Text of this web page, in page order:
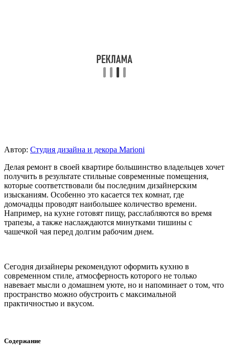
Автор: Студия дизайна и декора Marioni
Делая ремонт в своей квартире большинство владельцев хочет
получить в результате стильные современные помещения,
которые соответствовали бы последним дизайнерским
изысканиям. Особенно это касается тех комнат, где
домочадцы проводят наибольшее количество времени.
Например, на кухне готовят пищу, расслабляются во время
трапезы, а также наслаждаются минутками тишины с
чашечкой чая перед долгим рабочим днем.
Сегодня дизайнеры рекомендуют оформить кухню в
современном стиле, атмосферность которого не только
навевает мысли о домашнем уюте, но и напоминает о том, что
пространство можно обустроить с максимальной
практичностью и вкусом.
Содержание